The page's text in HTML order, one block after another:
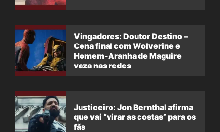
Vingadores: Doutor Destino –
Cena final com Wolverine e
Homem-Aranha de Maguire
vaza nas redes
Justiceiro: Jon Bernthal afirma
que vai “virar as costas” para os
fãs